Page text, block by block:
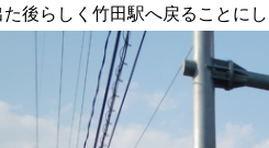
た後らしく竹田駅へ戻ることに